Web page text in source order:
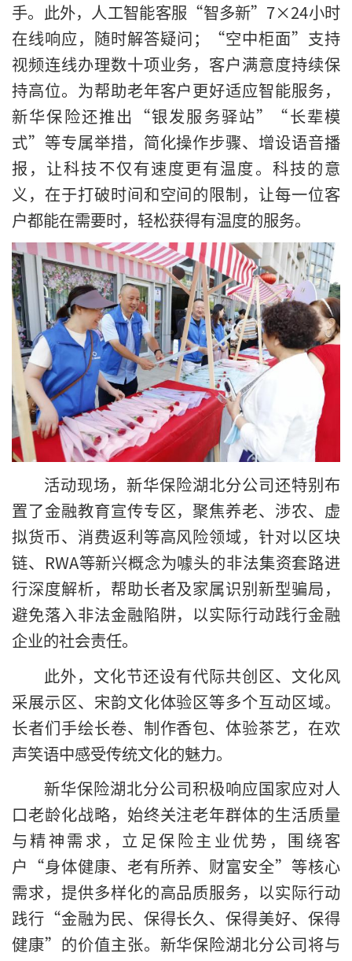
手。此外，人工智能客服“智多新”7×24小时
在线响应，随时解答疑问；“空中柜面”支持
视频连线办理数十项业务，客户满意度持续保
持高位。为帮助老年客户更好适应智能服务，
新华保险还推出“银发服务驿站”“长辈模
式”等专属举措，简化操作步骤、增设语音播
报，让科技不仅有速度更有温度。科技的意
义，在于打破时间和空间的限制，让每一位客
户都能在需要时，轻松获得有温度的服务。
活动现场，新华保险湖北分公司还特别布
置了金融教育宣传专区，聚焦养老、涉农、虚
拟货币、消费返利等高风险领域，针对以区块
链、RWA等新兴概念为噱头的非法集资套路进
行深度解析，帮助长者及家属识别新型骗局，
避免落入非法金融陷阱，以实际行动践行金融
企业的社会责任。
此外，文化节还设有代际共创区、文化风
采展示区、宋韵文化体验区等多个互动区域。
长者们手绘长卷、制作香包、体验茶艺，在欢
声笑语中感受传统文化的魅力。
新华保险湖北分公司积极响应国家应对人
口老龄化战略，始终关注老年群体的生活质量
与精神需求，立足保险主业优势，围绕客
户“身体健康、老有所养、财富安全”等核心
需求，提供多样化的高品质服务，以实际行动
践行“金融为民、保得长久、保得美好、保得
健康”的价值主张。新华保险湖北分公司将与